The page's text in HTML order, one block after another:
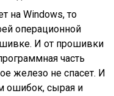
на Windows, то
операционной
И от прошивки
часть
железо не спасет. И
ошибок, сырая и